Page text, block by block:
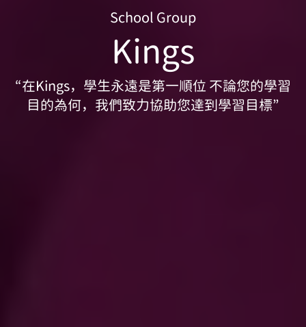
School Group
Kings
“在Kings，學生永遠是第一順位 不論您的學習
目的為何，我們致力協助您達到學習目標”